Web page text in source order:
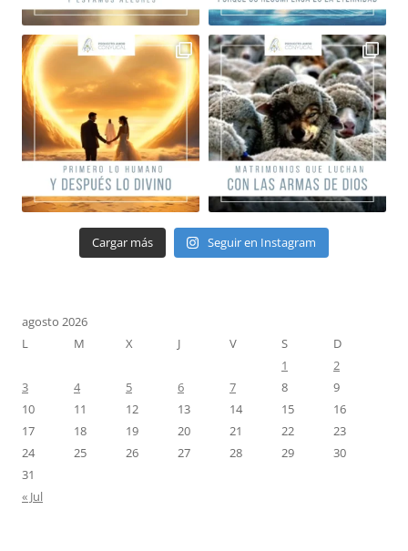
Cargar más Seguir en Instagram
agosto 2026
L
M X J V S
D
1
2
3
4 5 6 7 8
9
10
11 12 13 14 15
16
17
18 19 20 21 22
23
24
25 26 27 28 29
30
31
« Jul